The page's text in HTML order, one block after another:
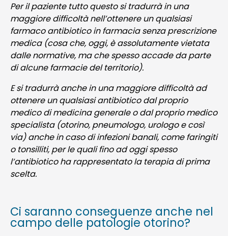
Per il paziente tutto questo si tradurrà in una
maggiore difficoltà nell’ottenere un qualsiasi
farmaco antibiotico in farmacia senza prescrizione
medica (cosa che, oggi, è assolutamente vietata
dalle normative, ma che spesso accade da parte
di alcune farmacie del territorio).
E si tradurrà anche in una maggiore difficoltà ad
ottenere un qualsiasi antibiotico dal proprio
medico di medicina generale o dal proprio medico
specialista (otorino, pneumologo, urologo e così
via) anche in caso di infezioni banali, come faringiti
o tonsilliti, per le quali fino ad oggi spesso
l’antibiotico ha rappresentato la terapia di prima
scelta.
Ci saranno conseguenze anche nel
campo delle patologie otorino?